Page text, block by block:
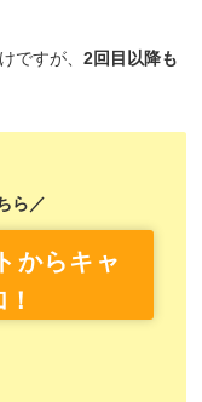
ですが、 2回目以降も
ら／
からキャ